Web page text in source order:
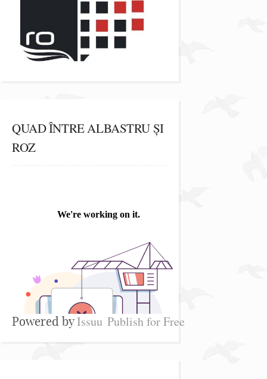
QUAD ÎNTRE ALBASTRU ȘI
ROZ
Powered byIssuu Publish for Free